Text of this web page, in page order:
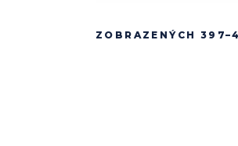
ZOBRAZENÝCH